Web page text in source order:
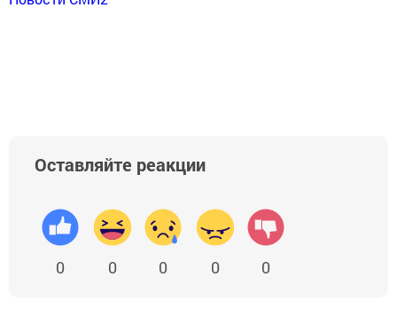
Оставляйте реакции
0 0 0 0 0